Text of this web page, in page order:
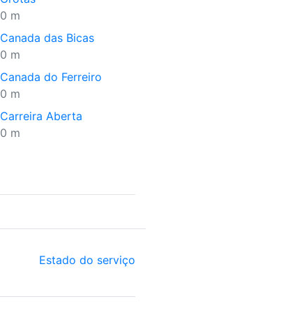
0 m
Canada das Bicas
0 m
Canada do Ferreiro
0 m
Carreira Aberta
0 m
Estado do serviço